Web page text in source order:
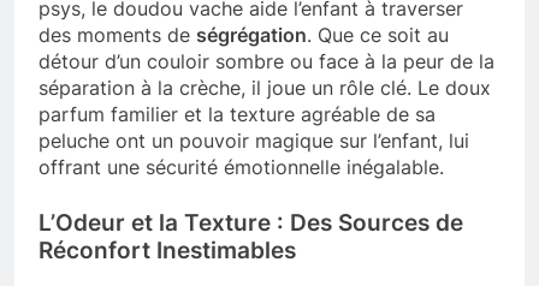
psys, le doudou vache aide l’enfant à traverser
des moments de ségrégation. Que ce soit au
détour d’un couloir sombre ou face à la peur de la
séparation à la crèche, il joue un rôle clé. Le doux
parfum familier et la texture agréable de sa
peluche ont un pouvoir magique sur l’enfant, lui
offrant une sécurité émotionnelle inégalable.
L’Odeur et la Texture : Des Sources de
Réconfort Inestimables